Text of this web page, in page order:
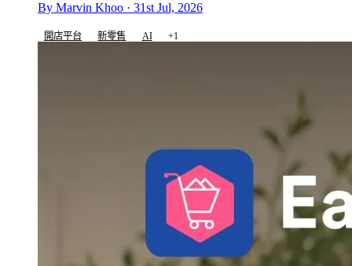
By Marvin Khoo · 31st Jul, 2026
開店平台 新零售 AI +1